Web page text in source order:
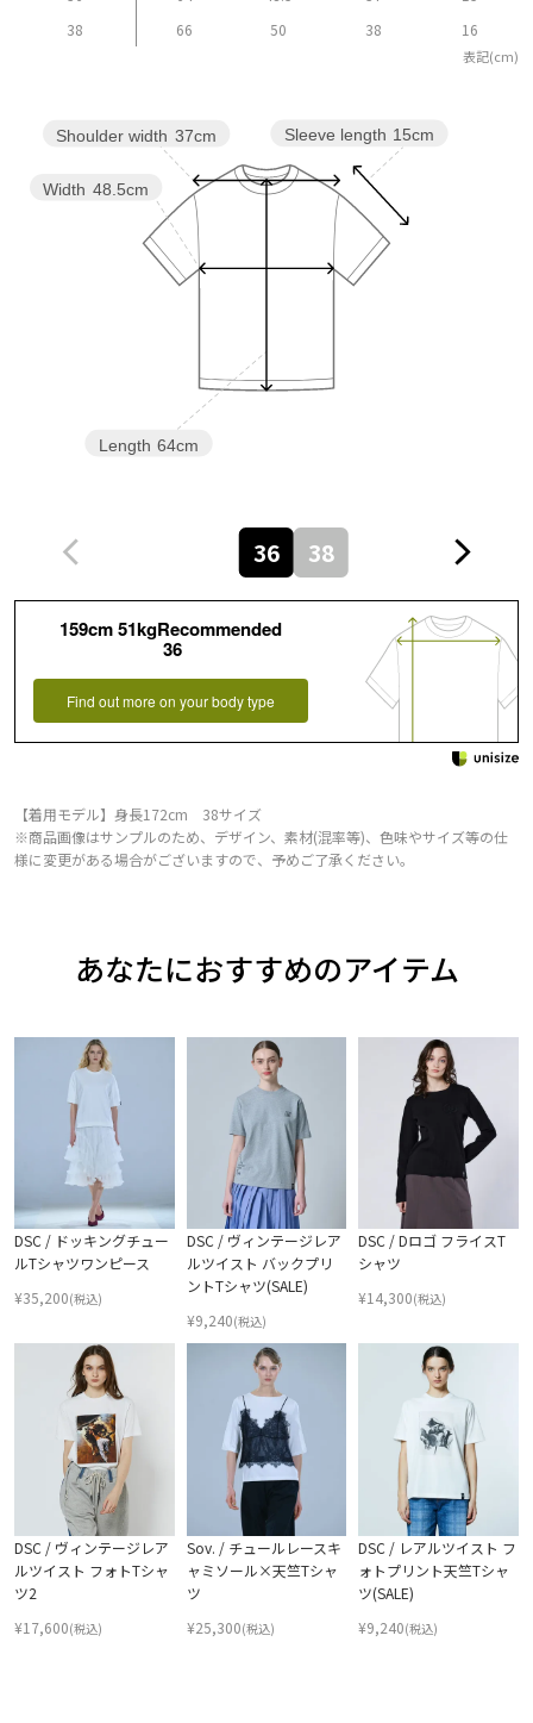
38
66 50 38 16
表記(cm)
Sleeve length 15cm
Length 64cm
Width 48.5cm
Shoulder width 37cm
36 38
159cm 51kgRecommended
36
Find out more on your body type
【着用モデル】身長172cm 38サイズ
※商品画像はサンプルのため、デザイン、素材(混率等)、色味やサイズ等の仕
様に変更がある場合がございますので、予めご了承ください。
あなたにおすすめのアイテム
DSC / ドッキングチュー
ルTシャツワンピース
¥35,200(税込)
DSC / ヴィンテージレア
ルツイスト バックプリ
ントTシャツ(SALE)
¥9,240(税込)
DSC / Dロゴ フライスT
シャツ
¥14,300(税込)
DSC / ヴィンテージレア
ルツイスト フォトTシャ
ツ2
¥17,600(税込)
Sov. / チュールレースキ
ャミソール×天竺Tシャ
ツ
¥25,300(税込)
DSC / レアルツイスト フ
ォトプリント天竺Tシャ
ツ(SALE)
¥9,240(税込)